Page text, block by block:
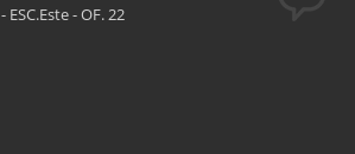
ESC.Este - OF. 22